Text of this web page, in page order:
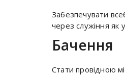
Забезпечувати
через служіння як
Бачення
Стати провідною